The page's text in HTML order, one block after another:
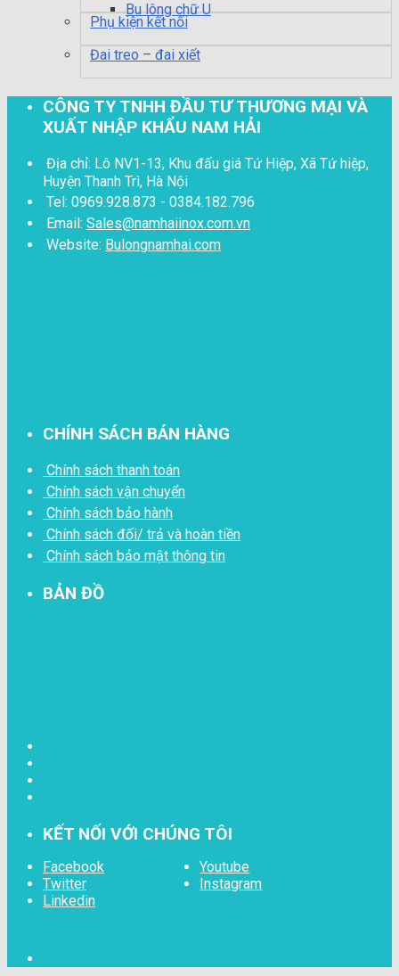
Bu lông chữ U
Phụ kiện kết nối
Đai treo – đai xiết
CÔNG TY TNHH ĐẦU TƯ THƯƠNG MẠI VÀ
XUẤT NHẬP KHẨU NAM HẢI
Địa chỉ: Lô NV1-13, Khu đấu giá Tứ Hiệp, Xã Tứ hiệp,
Huyện Thanh Trì, Hà Nội
Tel: 0969.928.873 - 0384.182.796
Email: Sales@namhaiinox.com.vn
Website: Bulongnamhai.com
CHÍNH SÁCH BÁN HÀNG
Chính sách thanh toán
Chính sách vận chuyển
Chính sách bảo hành
Chính sách đối/ trả và hoàn tiền
Chính sách bảo mật thông tin
BẢN ĐỒ
KẾT NỐI VỚI CHÚNG TÔI
Facebook
Youtube
Twitter
Instagram
Linkedin